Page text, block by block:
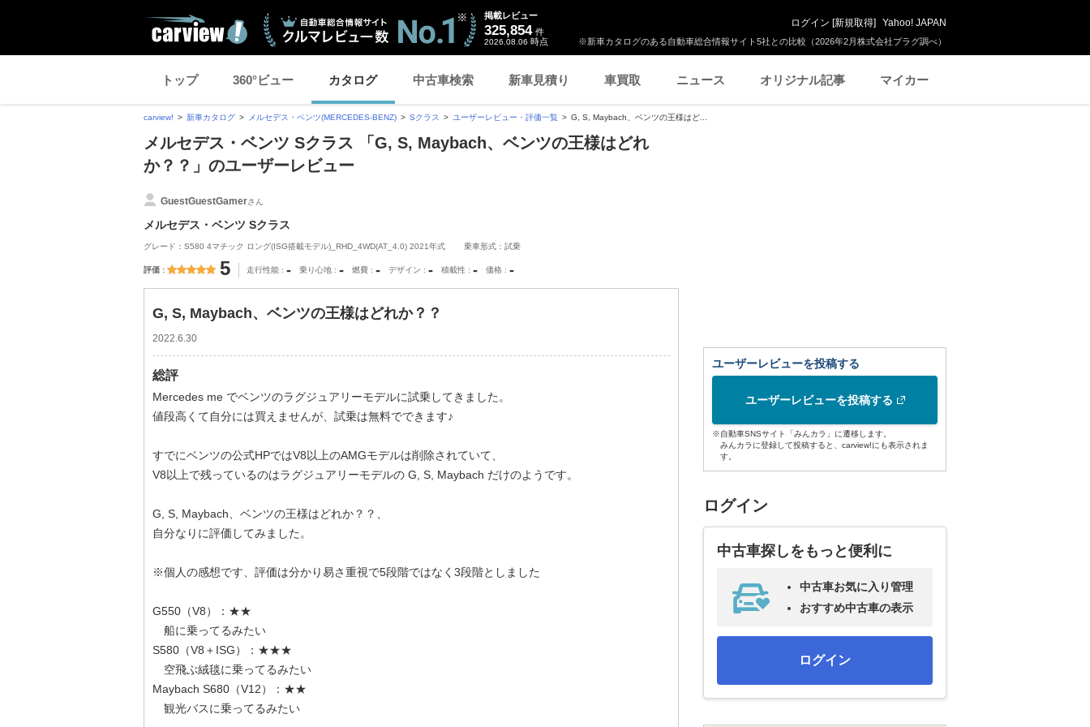
※新車カタログのある自動車総合情報サイト5社との比較（2026年2月株式会社プラグ調べ）
掲載レビュー
325,854 件
2026.08.06 時点
ログイン [新規取得] Yahoo! JAPAN
トップ 360°ビュー カタログ 中古車検索 新車見積り 車買取 ニュース オリジナル記事 マイカー
carview! 新車カタログ メルセデス・ベンツ(MERCEDES-BENZ) Sクラス ユーザーレビュー・評価一覧 G, S, Maybach、ベンツの王様はど...
メルセデス・ベンツ Sクラス 「G, S, Maybach、ベンツの王様はどれ
か？？」のユーザーレビュー
GuestGuestGamerさん
メルセデス・ベンツ Sクラス
グレード：S580 4マチック ロング(ISG搭載モデル)_RHD_4WD(AT_4.0) 2021年式 乗車形式：試乗
評価 5 走行性能 - 乗り心地 - 燃費 - デザイン - 積載性 - 価格 -
G, S, Maybach、ベンツの王様はどれか？？
2022.6.30
総評
Mercedes me でベンツのラグジュアリーモデルに試乗してきました。
値段高くて自分には買えませんが、試乗は無料でできます♪
すでにベンツの公式HPではV8以上のAMGモデルは削除されていて、
V8以上で残っているのはラグジュアリーモデルの G, S, Maybach だけのようです。
G, S, Maybach、ベンツの王様はどれか？？、
自分なりに評価してみました。
※個人の感想です、評価は分かり易さ重視で5段階ではなく3段階としました
G550（V8）：★★
船に乗ってるみたい
S580（V8＋ISG）：★★★
空飛ぶ絨毯に乗ってるみたい
Maybach S680（V12）：★★
観光バスに乗ってるみたい
ユーザーレビューを投稿する
ユーザーレビューを投稿する
※自動車SNSサイト「みんカラ」に遷移します。
みんカラに登録して投稿すると、carview!にも表示されま
す。
ログイン
中古車探しをもっと便利に
中古車お気に入り管理
おすすめ中古車の表示
ログイン